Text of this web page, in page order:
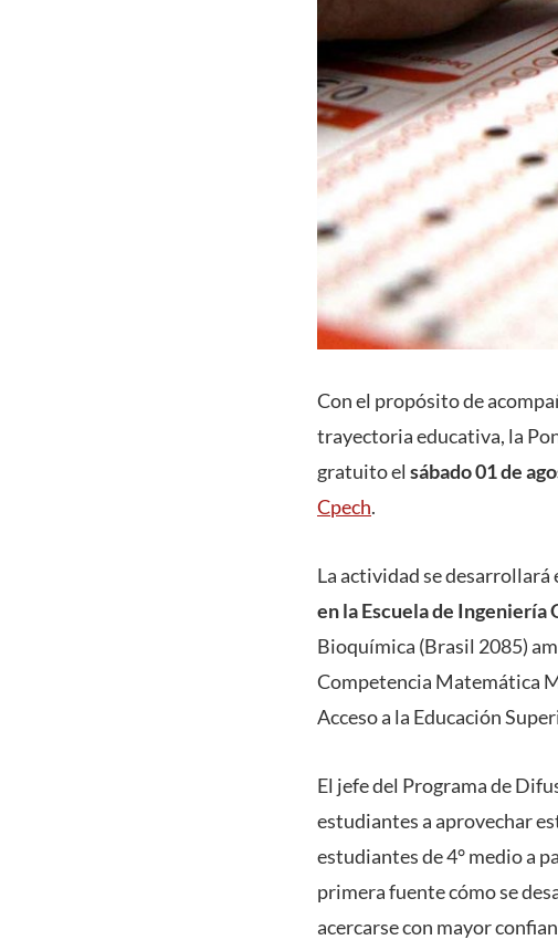
Con el propósito de
trayectoria educativa, la
gratuito el sábado 01 de
Cpech.
La actividad se desarrollará
en la Escuela de Ingeniería
Bioquímica (Brasil 2085)
Competencia Matemática
Acceso a la Educación
El jefe del Programa de
estudiantes a aprovechar
estudiantes de 4° medio a
primera fuente cómo se
acercarse con mayor